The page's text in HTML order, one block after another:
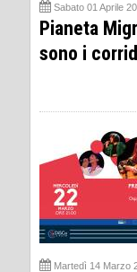
Sabato 01 Aprile
Pianeta
sono i
Martedì 14 Marzo